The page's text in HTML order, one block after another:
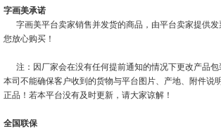
字画美承诺
字画美平台卖家销售并发货的商品，由平台卖家提供发
您放心购买！
注：因厂家会在没有任何提前通知的情况下更改产品包
本司不能确保客户收到的货物与平台图片、产地、附件说
正品！若本平台没有及时更新，请大家谅解！
全国联保